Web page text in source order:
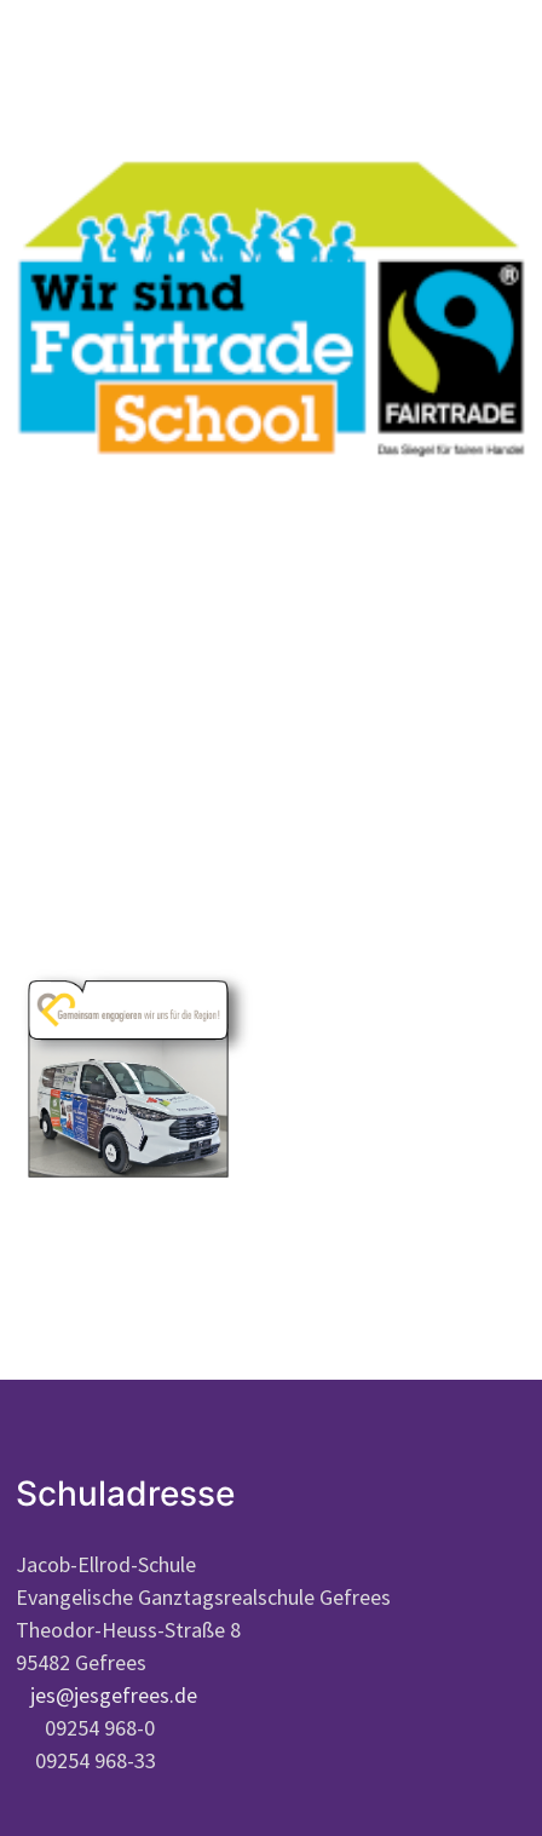
Schuladresse
Jacob-Ellrod-Schule
Evangelische Ganztagsrealschule Gefrees
Theodor-Heuss-Straße 8
95482 Gefrees
jes@jesgefrees.de
09254 968-0
09254 968-33